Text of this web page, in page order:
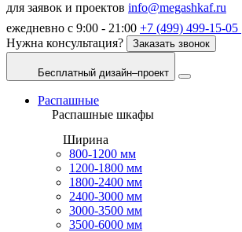
для заявок и проектов info@megashkaf.ru
ежедневно с 9:00 - 21:00 +7 (499) 499-15-05
Нужна консультация?
Заказать звонок
Бесплатный дизайн–проект
Распашные
Распашные шкафы
Ширина
800-1200 мм
1200-1800 мм
1800-2400 мм
2400-3000 мм
3000-3500 мм
3500-6000 мм